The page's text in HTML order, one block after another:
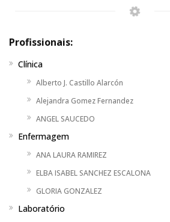
Profissionais:
Clínica
Alberto J. Castillo Alarcón
Alejandra Gomez Fernandez
ANGEL SAUCEDO
Enfermagem
ANA LAURA RAMIREZ
ELBA ISABEL SANCHEZ ESCALONA
GLORIA GONZALEZ
Laboratório